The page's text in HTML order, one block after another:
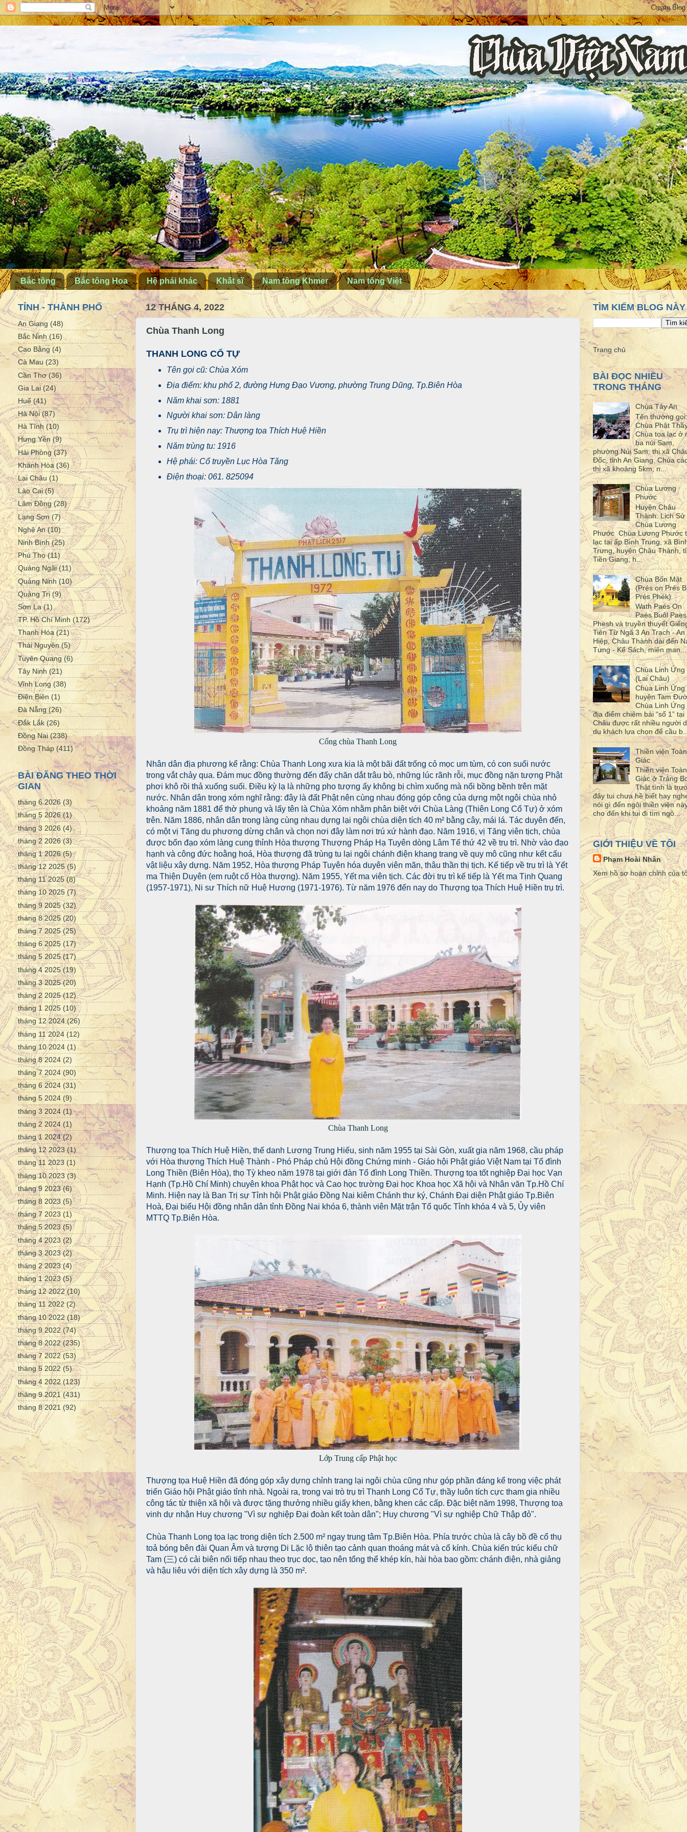
Bắc tông Bắc tông Hoa Hệ phái khác Khất sĩ Nam tông Khmer Nam tông Việt
12 THÁNG 4, 2022
Chùa Thanh Long
THANH LONG CỔ TỰ
Tên gọi cũ: Chùa Xóm
Địa điểm: khu phố 2, đường Hưng Đạo Vương, phường Trung Dũng, Tp.Biên Hòa
Năm khai sơn: 1881
Người khai sơn: Dân làng
Trụ trì hiện nay: Thượng tọa Thích Huệ Hiền
Năm trùng tu: 1916
Hệ phái: Cổ truyền Lục Hòa Tăng
Điện thoại: 061. 825094
Cổng chùa Thanh Long
Nhân dân địa phương kể rằng: Chùa Thanh Long xưa kia là một bãi đất trống cỏ mọc um tùm, có con suối nước
trong vắt chảy qua. Đám mục đồng thường đến đấy chăn dắt trâu bò, những lúc rãnh rỗi, mục đồng nặn tượng Phật
phơi khô rồi thả xuống suối. Điều kỳ lạ là những pho tượng ấy không bị chìm xuống mà nổi bồng bềnh trên mặt
nước. Nhân dân trong xóm nghĩ rằng: đây là đất Phật nên cùng nhau đóng góp công của dựng một ngôi chùa nhỏ
khoảng năm 1881 để thờ phụng và lấy tên là Chùa Xóm nhằm phân biệt với Chùa Làng (Thiên Long Cổ Tự) ở xóm
trên. Năm 1886, nhân dân trong làng cùng nhau dựng lại ngôi chùa diện tích 40 m² bằng cây, mái lá. Tác duyên đến,
có một vị Tăng du phương dừng chân và chọn nơi đây làm nơi trú xứ hành đạo. Năm 1916, vị Tăng viên tịch, chùa
được bổn đạo xóm làng cung thỉnh Hòa thượng Thượng Pháp Hạ Tuyên dòng Lâm Tế thứ 42 về trụ trì. Nhờ vào đạo
hạnh và công đức hoằng hoá, Hòa thượng đã trùng tu lại ngôi chánh điện khang trang về quy mô cũng như kết cấu
vật liệu xây dựng. Năm 1952, Hòa thượng Pháp Tuyên hóa duyên viên mãn, thâu thần thị tịch. Kế tiếp về trụ trì là Yết
ma Thiện Duyên (em ruột cố Hòa thượng). Năm 1955, Yết ma viên tịch. Các đời trụ trì kế tiếp là Yết ma Tịnh Quang
(1957-1971), Ni sư Thích nữ Huệ Hương (1971-1976). Từ năm 1976 đến nay do Thượng tọa Thích Huệ Hiền trụ trì.
Chùa Thanh Long
Thượng tọa Thích Huệ Hiền, thế danh Lương Trung Hiếu, sinh năm 1955 tại Sài Gòn, xuất gia năm 1968, cầu pháp
với Hòa thượng Thích Huệ Thành - Phó Pháp chủ Hội đồng Chứng minh - Giáo hội Phật giáo Việt Nam tại Tổ đình
Long Thiền (Biên Hòa), thọ Tỳ kheo năm 1978 tại giới đàn Tổ đình Long Thiền. Thượng tọa tốt nghiệp Đại học Vạn
Hạnh (Tp.Hồ Chí Minh) chuyên khoa Phật học và Cao học trường Đại học Khoa học Xã hội và Nhân văn Tp.Hồ Chí
Minh. Hiện nay là Ban Trị sự Tỉnh hội Phật giáo Đồng Nai kiêm Chánh thư ký, Chánh Đại diện Phật giáo Tp.Biên
Hoà, Đại biểu Hội đồng nhân dân tỉnh Đồng Nai khóa 6, thành viên Mặt trận Tổ quốc Tỉnh khóa 4 và 5, Ủy viên
MTTQ Tp.Biên Hòa.
Lớp Trung cấp Phật học
Thượng tọa Huệ Hiền đã đóng góp xây dựng chỉnh trang lại ngôi chùa cũng như góp phần đáng kể trong việc phát
triển Giáo hội Phật giáo tỉnh nhà. Ngoài ra, trong vai trò trụ trì Thanh Long Cổ Tự, thầy luôn tích cực tham gia nhiều
công tác từ thiện xã hội và được tặng thưởng nhiều giấy khen, bằng khen các cấp. Đặc biệt năm 1998, Thượng toạ
vinh dự nhận Huy chương "Vì sự nghiệp Đại đoàn kết toàn dân"; Huy chương "Vì sự nghiệp Chữ Thập đỏ".
Chùa Thanh Long tọa lạc trong diện tích 2.500 m² ngay trung tâm Tp.Biên Hòa. Phía trước chùa là cây bồ đề cổ thụ
toả bóng bên đài Quan Âm và tượng Di Lặc lộ thiên tạo cảnh quan thoáng mát và cổ kính. Chùa kiến trúc kiểu chữ
Tam (三) có cải biên nối tiếp nhau theo trục dọc, tạo nên tổng thể khép kín, hài hòa bao gồm: chánh điện, nhà giảng
và hậu liêu với diện tích xây dựng là 350 m².
TỈNH - THÀNH PHỐ
An Giang (48)
Bắc Ninh (16)
Cao Bằng (4)
Cà Mau (23)
Cần Thơ (36)
Gia Lai (24)
Huế (41)
Hà Nội (87)
Hà Tĩnh (10)
Hưng Yên (9)
Hải Phòng (37)
Khánh Hòa (36)
Lai Châu (1)
Lào Cai (5)
Lâm Đồng (28)
Lạng Sơn (7)
Nghệ An (10)
Ninh Bình (25)
Phú Thọ (11)
Quảng Ngãi (11)
Quảng Ninh (10)
Quảng Trị (9)
Sơn La (1)
TP. Hồ Chí Minh (172)
Thanh Hóa (21)
Thái Nguyên (5)
Tuyên Quang (6)
Tây Ninh (21)
Vĩnh Long (38)
Điện Biên (1)
Đà Nẵng (26)
Đắk Lắk (26)
Đồng Nai (238)
Đồng Tháp (411)
BÀI ĐĂNG THEO THỜI
GIAN
tháng 6 2026 (3)
tháng 5 2026(1)
tháng 3 2026 (4)
tháng 2 2026(3)
tháng 1 2026(5)
tháng 12 2025(5)
tháng 11 2025(8)
tháng 10 2025 (7)
tháng 9 2025(32)
tháng 8 2025(20)
tháng 7 2025(25)
tháng 6 2025(17)
tháng 5 2025(17)
tháng 4 2025(19)
tháng 3 2025(20)
tháng 2 2025(12)
tháng 1 2025 (10)
tháng 12 2024(26)
tháng 11 2024 (12)
tháng 10 2024 (1)
tháng 8 2024 (2)
tháng 7 2024(90)
tháng 6 2024 (31)
tháng 5 2024 (9)
tháng 3 2024 (1)
tháng 2 2024 (1)
tháng 1 2024(2)
tháng 12 2023(1)
tháng 11 2023 (1)
tháng 10 2023(3)
tháng 9 2023(6)
tháng 8 2023 (5)
tháng 7 2023 (1)
tháng 5 2023(5)
tháng 4 2023(2)
tháng 3 2023(2)
tháng 2 2023(4)
tháng 1 2023(5)
tháng 12 2022(10)
tháng 11 2022(2)
tháng 10 2022(18)
tháng 9 2022(74)
tháng 8 2022(235)
tháng 7 2022 (53)
tháng 5 2022(5)
tháng 4 2022(123)
tháng 9 2021(431)
tháng 8 2021 (92)
TÌM KIẾM BLOG NÀY
Trang chủ
BÀI ĐỌC NHIỀU
TRONG THÁNG
Chùa Tây An
Tên thường gọi:
Chùa Phật
Chùa tọa lạc ở
ba núi Sam,
phường Núi Sam, thị xã
Đốc, tỉnh An Giang. Chùa
thị xã khoảng 5km, n...
Chùa Lương
Phước
Huyện Châu
Thành: Lịch Sử
Chùa Lương
Phước Chùa Lương Phước
lạc tại ấp Bình Trung, xã
Trưng, huyện Châu Thành,
Tiền Giang; h...
Chùa Bốn Mặt
(Prés on Prés
Prés Phék)
Wath Paés On
Paés Buôl Paes
Phesh và truyền thuyết
Tiên Từ Ngã 3 An Trạch - An
Hiệp, Châu Thành dài đến
Tưng - Kế Sách, miên man...
Chùa Linh Ứng
(Lai Châu)
Chùa Linh Ứng
huyện Tam
Chùa Linh Ứng
địa điểm chiêm bái “số 1” tại
Châu được rất nhiều người
du khách lựa chọn để cầu
Thiền viện Toàn
Giác
Thiền viện Toàn
Giác ở Trảng
Thật tình là
đây tui chưa hề biết hay
nói gì đến ngôi thiền viện
cho đến khi tui đi tìm ngô...
GIỚI THIỆU VỀ TÔI
Phạm Hoài Nhân
Xem hồ sơ hoàn chỉnh của